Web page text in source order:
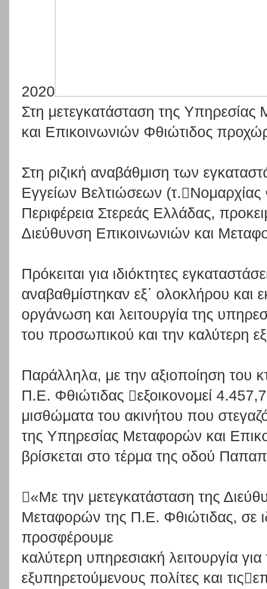
2020
Στη μετεγκατάσταση της
και Επικοινωνιών Φθιώτιδος
Στη ριζική αναβάθμιση των
Εγγείων Βελτιώσεων (τ.Νομαρχίας
Περιφέρεια Στερεάς Ελλάδας,
Διεύθυνση Επικοινωνιών και
Πρόκειται για ιδιόκτητες
αναβαθμίστηκαν εξ΄ ολοκλήρου και
οργάνωση και λειτουργία της
του προσωπικού και την καλύτερη
Παράλληλα, με την αξιοποίηση του
Π.Ε. Φθιώτιδας εξοικονομεί 4.45
μισθώματα του ακινήτου που
της Υπηρεσίας Μεταφορών και Επ
βρίσκεται στο τέρμα της οδού
«Με την μετεγκατάσταση της
Μεταφορών της Π.Ε. Φθιώτιδας, σε
προσφέρουμε
καλύτερη υπηρεσιακή λειτουργία για
εξυπηρετούμενους πολίτες και